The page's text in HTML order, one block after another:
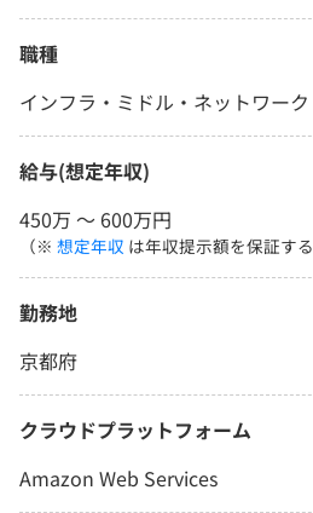
職種
インフラ・ミドル・ネットワーク
給与(想定年収)
450万 〜 600万円
（※ 想定年収 は年収提示額を保証す
勤務地
京都府
クラウドプラットフォーム
Amazon Web Services